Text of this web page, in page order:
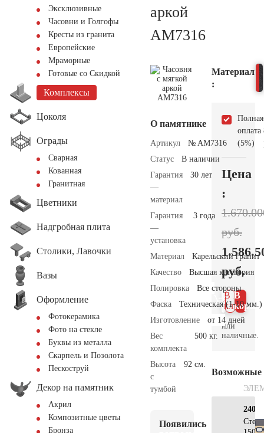
Эксклюзивные
Часовни и Голгофы
Кресты из гранита
Европейские
Мраморные
Готовые со Скидкой
Комплексы
Цоколя
Ограды
Сварная
Кованная
Гранитная
Цветники
Надгробная плита
Столики, Лавочки
Вазы
Оформление
Фотокерамика
Фото на стекле
Буквы из металла
Скарпель и Позолота
Пескоструй
Декор на памятник
Акрил
Композитные цветы
Бронза
аркой
AM7316
О памятнике
Артикул
№ AM7316
Статус
В наличии
Гарантия
—
материал
30 лет
Гарантия
—
установка
3 года
Материал
Карельский гранит
Качество
Высшая категория
Полировка
Все стороны
Фаска
Техническая (1-10 мм.)
Изготовление
от 14 дней
Вес
комплекта
500 кг.
Высота
с
тумбой
92 см.
Появились
Материал
:
Полная
оплата
(5%)
Цена
:
руб.
руб.
В
В 1
клик
или
наличные.
Возможные